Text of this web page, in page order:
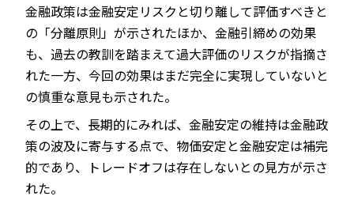
金融政策は金融安定リスクと切り離して評価すべきと
の「分離原則」が示されたほか、金融引締めの効果
も、過去の教訓を踏まえて過大評価のリスクが指摘さ
れた一方、今回の効果はまだ完全に実現していないと
の慎重な意見も示された。
その上で、長期的にみれば、金融安定の維持は金融政
策の波及に寄与する点で、物価安定と金融安定は補完
的であり、トレードオフは存在しないとの見方が示さ
れた。